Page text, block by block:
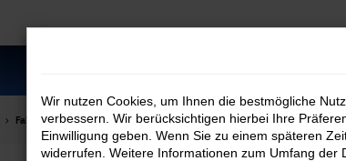
Fahrzeugmarkt
Wir nutzen Cookies, um Ihnen die bestmögliche
verbessern. Wir berücksichtigen hierbei Ihre
Einwilligung geben. Wenn Sie zu einem späteren
widerrufen. Weitere Informationen zum Umfang der